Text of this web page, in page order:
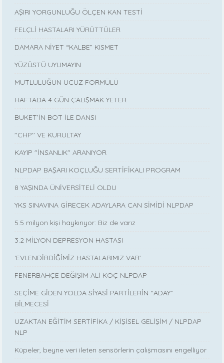
AŞIRI YORGUNLUĞU ÖLÇEN KAN TESTİ
FELÇLİ HASTALARI YÜRÜTTÜLER
DAMARA NİYET “KALBE” KISMET
YÜZÜSTÜ UYUMAYIN
MUTLULUĞUN UCUZ FORMÜLÜ
HAFTADA 4 GÜN ÇALIŞMAK YETER
BUKET’İN BOT İLE DANSI
''CHP'' VE KURULTAY
KAYIP ''İNSANLIK'' ARANIYOR
NLPDAP BAŞARI KOÇLUĞU SERTİFİKALI PROGRAM
8 YAŞINDA ÜNİVERSİTELİ OLDU
YKS SINAVINA GİRECEK ADAYLARA CAN SİMİDİ NLPDAP
5.5 milyon kişi haykırıyor: Biz de varız
3.2 MİLYON DEPRESYON HASTASI
‘EVLENDİRDİĞİMİZ HASTALARIMIZ VAR’
FENERBAHÇE DEĞİŞİM ALİ KOÇ NLPDAP
SEÇİME GİDEN YOLDA SİYASİ PARTİLERİN “ADAY”
BİLMECESİ
UZAKTAN EĞİTİM SERTİFİKA / KİŞİSEL GELİŞİM / NLPDAP
NLP
Küpeler, beyne veri ileten sensörlerin çalışmasını engelliyor